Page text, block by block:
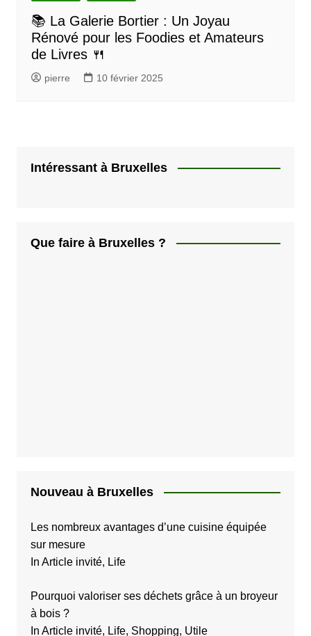
📚 La Galerie Bortier : Un Joyau
Rénové pour les Foodies et Amateurs
de Livres 🍴
pierre 10 février 2025
Intéressant à Bruxelles
Que faire à Bruxelles ?
Nouveau à Bruxelles
Les nombreux avantages d’une cuisine équipée
sur mesure
In Article invité, Life
Pourquoi valoriser ses déchets grâce à un broyeur
à bois ?
In Article invité, Life, Shopping, Utile